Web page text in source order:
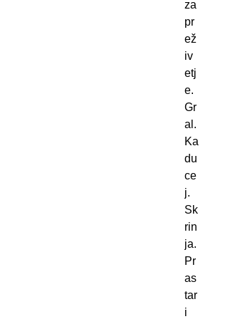
za
pr
ež
iv
etj
e.
Gr
al.
Ka
du
ce
j.
Sk
rin
ja.
Pr
as
tar
i